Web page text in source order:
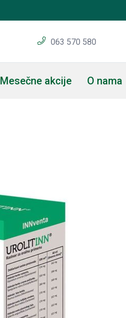
063 570 580
Mesečne akcije O nama